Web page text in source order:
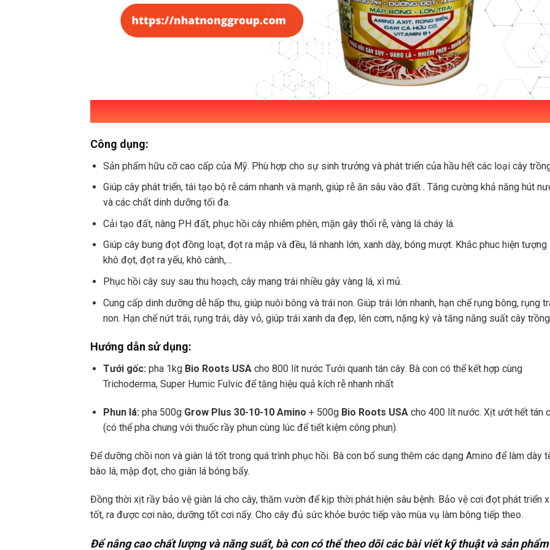
Công dụng:
Sản phẩm hữu cỡ cao cấp của Mỹ. Phù hợp cho sự sinh trưởng và phát triển của hầu hết các loại cây
Giúp cây phát triển, tái tạo bộ rễ cám nhanh và mạnh, giúp rễ ăn sâu vào đất . Tăng cường khả năng hút
và các chất dinh dưỡng tối đa.
Cải tạo đất, nâng PH đất, phục hồi cây nhiễm phèn, mặn gây thối rễ, vàng lá cháy lá.
Giúp cây bung đọt đồng loạt, đọt ra mập và đều, lá nhanh lớn, xanh dày, bóng mượt. Khắc phuc hiện tượng
khô đọt, đọt ra yếu, khô cành,…
Phục hồi cây suy sau thu hoạch, cây mang trái nhiều gây vàng lá, xì mủ.
Cung cấp dinh dưỡng dễ hấp thu, giúp nuôi bông và trái non. Giúp trái lớn nhanh, hạn chế rụng bông, rụng
non. Hạn chế nứt trái, rụng trái, dày vỏ, giúp trái xanh da đẹp, lên cơm, nặng ký và tăng năng suất cây
Hướng dẫn sử dụng:
Tưới gốc:pha 1kg Bio Roots USA cho 800 lít nước Tưới quanh tán cây. Bà con có thể kết hợp cùng
Trichoderma, Super Humic Fulvic để tăng hiệu quả kích rễ nhanh nhất
Phun lá:pha 500g Grow Plus 30-10-10 Amino + 500g Bio Roots USAcho 400 lít nước. Xịt ướt hết tán
(có thể pha chung với thuốc rầy phun cùng lúc để tiết kiệm công phun).
Để dưỡng chồi non và giàn lá tốt trong quá trình phục hồi. Bà con bổ sung thêm các dạng Amino để làm dày
bào lá, mập đọt, cho giàn lá bóng bẩy.
Đồng thời xịt rầy bảo vệ giàn lá cho cây, thăm vườn để kịp thời phát hiện sâu bệnh. Bảo vệ cơi đọt phát triển
tốt, ra được cơi nào, dưỡng tốt cơi nấy. Cho cây đủ sức khỏe bước tiếp vào mùa vụ làm bông tiếp theo.
Để nâng cao chất lượng và năng suất, bà con có thể theo dõi các bài viết kỹ thuật và sản phẩm